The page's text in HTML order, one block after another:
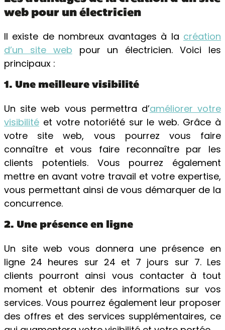
web pour un électricien
Il existe de nombreux avantages à la création
d’un site web pour un électricien. Voici les
principaux :
1. Une meilleure visibilité
Un site web vous permettra d’améliorer votre
visibilité et votre notoriété sur le web. Grâce à
votre site web, vous pourrez vous faire
connaître et vous faire reconnaître par les
clients potentiels. Vous pourrez également
mettre en avant votre travail et votre expertise,
vous permettant ainsi de vous démarquer de la
concurrence.
2. Une présence en ligne
Un site web vous donnera une présence en
ligne 24 heures sur 24 et 7 jours sur 7. Les
clients pourront ainsi vous contacter à tout
moment et obtenir des informations sur vos
services. Vous pourrez également leur proposer
des offres et des services supplémentaires, ce